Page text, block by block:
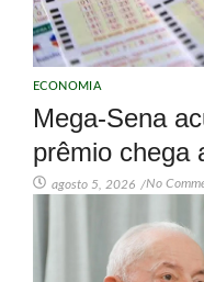
ECONOMIA
Mega-Sena
prêmio chega
agosto 5, 2026 /No